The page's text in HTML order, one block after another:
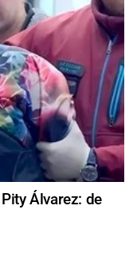
Álvarez: de